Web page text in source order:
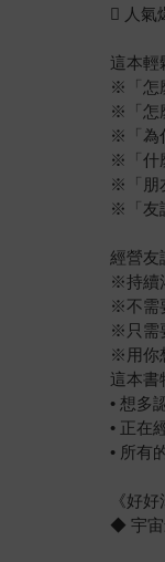
 人氣
這本輕
※「怎
※「怎
※「為
※「什
※「朋
※「友
經營友
※持續
※不需
※只需
※用你
這本書
• 想多
• 正在
• 所有
《好
◆ 宇宙